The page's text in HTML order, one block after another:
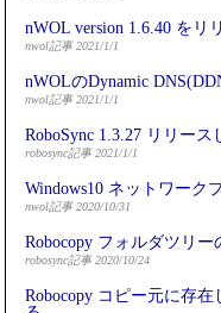
nWOL version 1.6.40 をリ
nwol記事 2021/1/1
nWOLのDynamic
nwol記事 2021/1/1
RoboSync 1.3.27 リリース
robosync記事 2021/1/1
Windows10 ネットワーク
nwol記事 2020/10/31
Robocopy フォルダツリ
robosync記事 2020/10/24
Robocopy コピー元に存